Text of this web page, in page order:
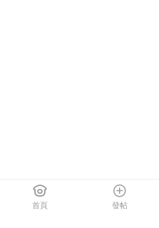
首頁 發帖